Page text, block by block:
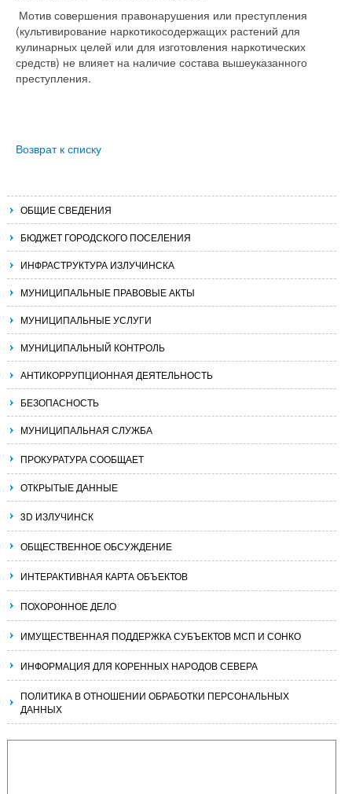
Мотив совершения правонарушения или преступления
(культивирование наркотикосодержащих растений для
кулинарных целей или для изготовления наркотических
средств) не влияет на наличие состава вышеуказанного
преступления.
Возврат к списку
ОБЩИЕ СВЕДЕНИЯ
БЮДЖЕТ ГОРОДСКОГО ПОСЕЛЕНИЯ
ИНФРАСТРУКТУРА ИЗЛУЧИНСКА
МУНИЦИПАЛЬНЫЕ ПРАВОВЫЕ АКТЫ
МУНИЦИПАЛЬНЫЕ УСЛУГИ
МУНИЦИПАЛЬНЫЙ КОНТРОЛЬ
АНТИКОРРУПЦИОННАЯ ДЕЯТЕЛЬНОСТЬ
БЕЗОПАСНОСТЬ
МУНИЦИПАЛЬНАЯ СЛУЖБА
ПРОКУРАТУРА СООБЩАЕТ
ОТКРЫТЫЕ ДАННЫЕ
3D ИЗЛУЧИНСК
ОБЩЕСТВЕННОЕ ОБСУЖДЕНИЕ
ИНТЕРАКТИВНАЯ КАРТА ОБЪЕКТОВ
ПОХОРОННОЕ ДЕЛО
ИМУЩЕСТВЕННАЯ ПОДДЕРЖКА СУБЪЕКТОВ МСП И СОНКО
ИНФОРМАЦИЯ ДЛЯ КОРЕННЫХ НАРОДОВ СЕВЕРА
ПОЛИТИКА В ОТНОШЕНИИ ОБРАБОТКИ ПЕРСОНАЛЬНЫХ
ДАННЫХ